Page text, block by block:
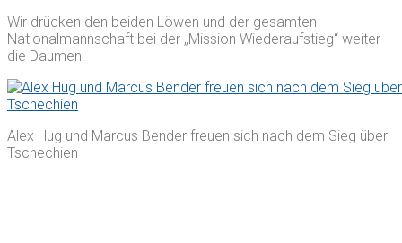
Wir drücken den beiden Löwen und der gesamten
Nationalmannschaft bei der „Mission Wiederaufstieg“ weiter
die Daumen.
Alex Hug und Marcus Bender freuen sich nach dem Sieg über
Tschechien